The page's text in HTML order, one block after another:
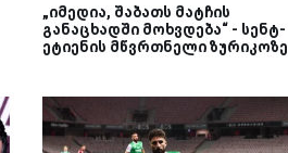
„იმედია, შაბათს მატჩის
განაცხადში მოხვდება“ - სენტ-
ეტიენის მწვრთნელი ზურიკოზე